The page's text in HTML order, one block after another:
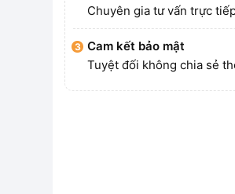
Chuyên gia tư vấn trực
Cam kết bảo mật
Tuyệt đối không chia sẻ